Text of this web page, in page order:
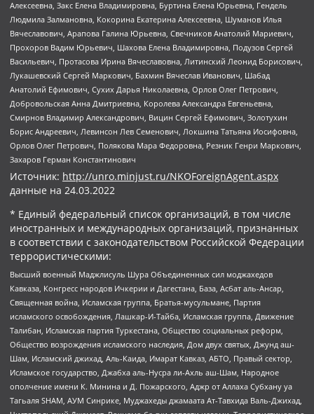
Алексеевна, Закс Елена Владимировна, Буртина Елена Юрьевна, Гендель
Людмила Залмановна, Кокорина Екатерина Алексеевна, Шуманов Илья
Вячеславович, Арапова Галина Юрьевна, Свечников Анатолий Мариевич,
Прохоров Вадим Юрьевич, Шахова Елена Владимировна, Подузов Сергей
Васильевич, Протасова Ирина Вячеславовна, Литинский Леонид Борисович,
Лукашевский Сергей Маркович, Бахмин Вячеслав Иванович, Шабад
Анатолий Ефимович, Сухих Дарья Николаевна, Орлов Олег Петрович,
Добровольская Анна Дмитриевна, Королева Александра Евгеньевна,
Смирнов Владимир Александрович, Вицин Сергей Ефимович, Золотухин
Борис Андреевич, Левинсон Лев Семенович, Локшина Татьяна Иосифовна,
Орлов Олег Петрович, Полякова Мара Федоровна, Резник Генри Маркович,
Захаров Герман Константинович
Источник: http://unro.minjust.ru/NKOForeignAgent.aspx
данные на 24.03.2022
* Единый федеральный список организаций, в том числе
иностранных и международных организаций, признанных
в соответствии с законодательством Российской Федерации
террористическими:
Высший военный Маджлисуль Шура Объединенных сил моджахедов
Кавказа, Конгресс народов Ичкерии и Дагестана, База, Асбат аль-Ансар,
Священная война, Исламская группа, Братья-мусульмане, Партия
исламского освобождения, Лашкар-И-Тайба, Исламская группа, Движение
Талибан, Исламская партия Туркестана, Общество социальных реформ,
Общество возрождения исламского наследия, Дом двух святых, Джунд аш-
Шам, Исламский джихад, Аль-Каида, Имарат Кавказ, АБТО, Правый сектор,
Исламское государство, Джабха аль-Нусра ли-Ахль аш-Шам, Народное
ополчение имени К. Минина и Д. Пожарского, Аджр от Аллаха Субхану уа
Тагьаля SHAM, АУМ Синрике, Муджахеды джамаата Ат-Тавхида Валь-Джихад,